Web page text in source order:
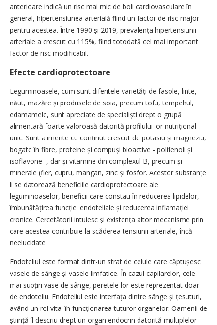
anterioare indică un risc mai mic de boli cardiovasculare în
general, hipertensiunea arterială fiind un factor de risc major
pentru acestea. Între 1990 și 2019, prevalența hipertensiunii
arteriale a crescut cu 115%, fiind totodată cel mai important
factor de risc modificabil.
Efecte cardioprotectoare
Leguminoasele, cum sunt diferitele varietăți de fasole, linte,
năut, mazăre și produsele de soia, precum tofu, tempehul,
edamamele, sunt apreciate de specialiști drept o grupă
alimentară foarte valoroasă datorită profilului lor nutrițional
unic. Sunt alimente cu conținut crescut de potasiu și magneziu,
bogate în fibre, proteine și compuși bioactive - polifenoli și
isoflavone -, dar și vitamine din complexul B, precum și
minerale (fier, cupru, mangan, zinc și fosfor. Acestor substanțe
li se datorează beneficiile cardioprotectoare ale
leguminoaselor, beneficii care constau în reducerea lipidelor,
îmbunătățirea funcției endoteliale și reducerea inflamației
cronice. Cercetătorii intuiesc și existența altor mecanisme prin
care acestea contribuie la scăderea tensiunii arteriale, încă
neelucidate.
Endoteliul este format dintr-un strat de celule care căptușesc
vasele de sânge și vasele limfatice. În cazul capilarelor, cele
mai subțiri vase de sânge, peretele lor este reprezentat doar
de endoteliu. Endoteliul este interfața dintre sânge și țesuturi,
având un rol vital în funcționarea tuturor organelor. Oamenii de
știință îl descriu drept un organ endocrin datorită multiplelor